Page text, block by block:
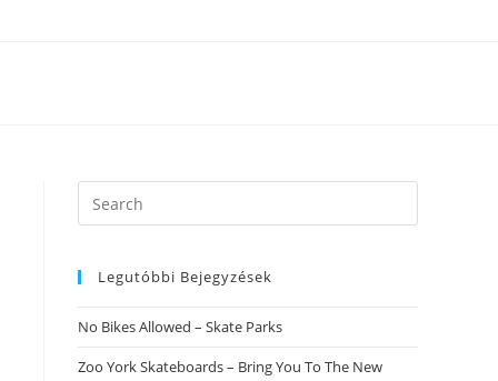
Search
this
Legutóbbi Bejegyzések
No Bikes Allowed – Skate Parks
Zoo York Skateboards – Bring You To The New